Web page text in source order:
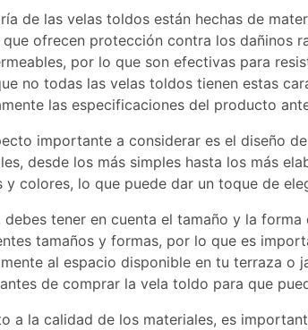
de las velas toldos están hechas de
ofrecen protección contra los dañinos
por lo que son efectivas para
no todas las velas toldos tienen estas
las especificaciones del producto
importante a considerar es el diseño
desde los más simples hasta los más
y colores, lo que puede dar un toque de
debes tener en cuenta el tamaño y la
tamaños y formas, por lo que es
al espacio disponible en tu terraza o
de comprar la vela toldo para que
a la calidad de los materiales, es